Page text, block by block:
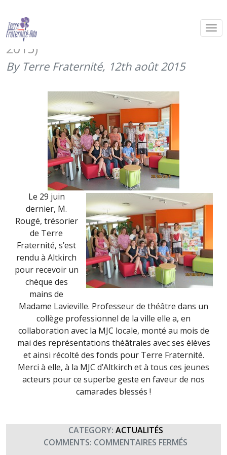
Des élèves d’Altkirch montent sur
scène pour Terre Fraternité (29 juin
2015)
By Terre Fraternité, 12th août 2015
Le 29 juin
dernier, M.
Rougé, trésorier
de Terre
Fraternité, s’est
rendu à Altkirch
pour recevoir un
chèque des
mains de
Madame Lavieville. Professeur de théâtre dans un
collège professionnel de la ville elle a, en
collaboration avec la MJC locale, monté au mois de
mai des représentations théâtrales avec ses élèves
et ainsi récolté des fonds pour Terre Fraternité.
Merci à elle, à la MJC d’Altkirch et à tous ces jeunes
acteurs pour ce superbe geste en faveur de nos
camarades blessés !
CATEGORY: ACTUALITÉS
COMMENTS: COMMENTAIRES FERMÉS